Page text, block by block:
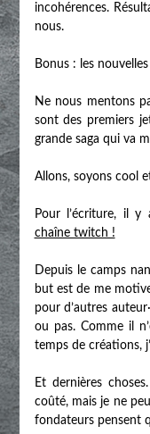
incohérences.
nous.
Bonus : les
Ne nous mentons
sont des premiers
grande saga qui va
Allons, soyons cool
Pour l’écriture, il
chaîne twitch !
Depuis le camps
but est de me
pour d’autres
ou pas. Comme il
temps de créations,
Et dernières
coûté, mais je ne
fondateurs pensent